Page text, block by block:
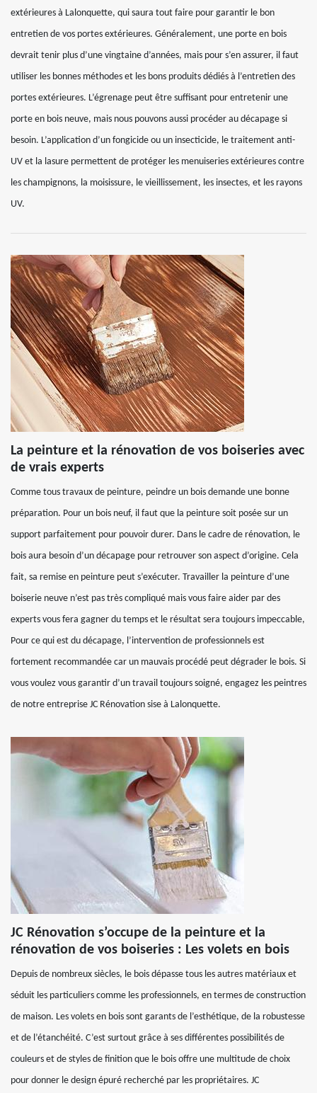
extérieures à Lalonquette, qui saura tout faire pour garantir le bon
entretien de vos portes extérieures. Généralement, une porte en bois
devrait tenir plus d’une vingtaine d’années, mais pour s’en assurer, il faut
utiliser les bonnes méthodes et les bons produits dédiés à l’entretien des
portes extérieures. L’égrenage peut être suffisant pour entretenir une
porte en bois neuve, mais nous pouvons aussi procéder au décapage si
besoin. L’application d’un fongicide ou un insecticide, le traitement anti-
UV et la lasure permettent de protéger les menuiseries extérieures contre
les champignons, la moisissure, le vieillissement, les insectes, et les rayons
UV.
La peinture et la rénovation de vos boiseries avec
de vrais experts
Comme tous travaux de peinture, peindre un bois demande une bonne
préparation. Pour un bois neuf, il faut que la peinture soit posée sur un
support parfaitement pour pouvoir durer. Dans le cadre de rénovation, le
bois aura besoin d’un décapage pour retrouver son aspect d’origine. Cela
fait, sa remise en peinture peut s’exécuter. Travailler la peinture d’une
boiserie neuve n’est pas très compliqué mais vous faire aider par des
experts vous fera gagner du temps et le résultat sera toujours impeccable,
Pour ce qui est du décapage, l’intervention de professionnels est
fortement recommandée car un mauvais procédé peut dégrader le bois. Si
vous voulez vous garantir d’un travail toujours soigné, engagez les peintres
de notre entreprise JC Rénovation sise à Lalonquette.
JC Rénovation s’occupe de la peinture et la
rénovation de vos boiseries : Les volets en bois
Depuis de nombreux siècles, le bois dépasse tous les autres matériaux et
séduit les particuliers comme les professionnels, en termes de construction
de maison. Les volets en bois sont garants de l’esthétique, de la robustesse
et de l’étanchéité. C’est surtout grâce à ses différentes possibilités de
couleurs et de styles de finition que le bois offre une multitude de choix
pour donner le design épuré recherché par les propriétaires. JC